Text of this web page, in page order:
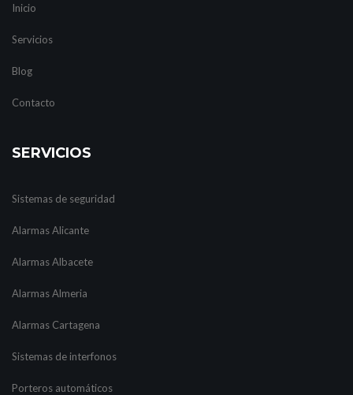
Inicio
Servicios
Blog
Contacto
SERVICIOS
Sistemas de seguridad
Alarmas Alicante
Alarmas Albacete
Alarmas Almeria
Alarmas Cartagena
Sistemas de interfonos
Porteros automáticos